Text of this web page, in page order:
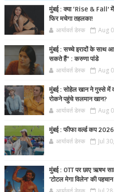
मुंबई : क्या ‘Rise & Fall’
फिर मचेगा तहलका!
आर्यावर्त डेस्क Aug
मुंबई : सच्चे इरादों के साथ
सकते हैं” : करुणा पांडे
आर्यावर्त डेस्क Aug
मुंबई : सोहेल खान ने गुस्से में
रोकने पहुंचे सलमान खान?
आर्यावर्त डेस्क Aug
मुंबई : फीफा वर्ल्ड कप
आर्यावर्त डेस्क Jul
मुंबई : OTT पर छाए ऋषभ
'टोटल मेगा विलेन' की पहचान